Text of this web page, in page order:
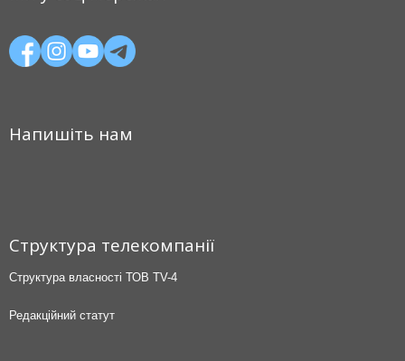
Напишіть нам
Структура телекомпанії
Структура власності ТОВ TV-4
Редакційний статут